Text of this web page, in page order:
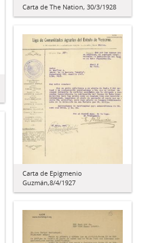
Carta de The Nation, 30/3/1928
Carta de Epigmenio
Guzmán,8/4/1927